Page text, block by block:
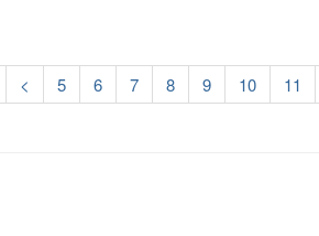
Previous
page
< Page
5 Page
6 Page
7 Page
8 Page
9 Page
10 Page
11